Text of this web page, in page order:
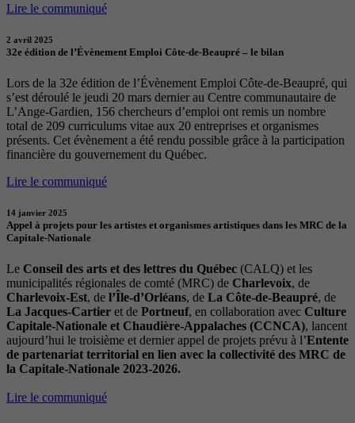
Lire le communiqué
2 avril 2025
32e édition de l’Évènement Emploi Côte-de-Beaupré – le bilan
Lors de la 32e édition de l’Évènement Emploi Côte-de-Beaupré, qui
s’est déroulé le jeudi 20 mars dernier au Centre communautaire de
L’Ange-Gardien, 156 chercheurs d’emploi ont remis un nombre
total de 209 curriculums vitae aux 20 entreprises et organismes
présents. Cet évènement a été rendu possible grâce à la participation
financière du gouvernement du Québec.
Lire le communiqué
14 janvier 2025
Appel à projets pour les artistes et organismes artistiques dans les MRC de la
Capitale-Nationale
Le Conseil des arts et des lettres du Québec (CALQ) et les
municipalités régionales de comté (MRC) de Charlevoix, de
Charlevoix-Est, de l’Île-d’Orléans, de La Côte-de-Beaupré, de
La Jacques-Cartier et de Portneuf, en collaboration avec Culture
Capitale-Nationale et Chaudière-Appalaches (CCNCA), lancent
aujourd’hui le troisième et dernier appel de projets prévu à l’Entente
de partenariat territorial en lien avec la collectivité des MRC de
la Capitale-Nationale 2023-2026.
Lire le communiqué